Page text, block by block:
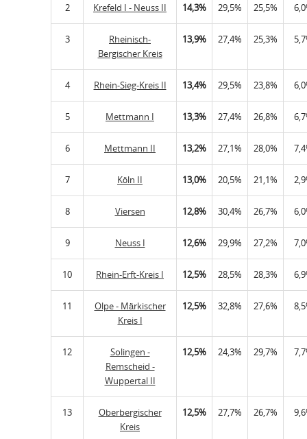
2 Krefeld I - Neuss II 14,3% 29,5% 25,5%
3
Rheinisch-
Bergischer Kreis
13,9% 27,4% 25,3%
4 Rhein-Sieg-Kreis II 13,4% 29,5% 23,8%
5 Mettmann I 13,3% 27,4% 26,8%
6 Mettmann II 13,2% 27,1% 28,0%
7 Köln II 13,0% 20,5% 21,1%
8 Viersen 12,8% 30,4% 26,7%
9 Neuss I 12,6% 29,9% 27,2%
10 Rhein-Erft-Kreis I 12,5% 28,5% 28,3%
11
Olpe - Märkischer
Kreis I
12,5% 32,8% 27,6%
12
Solingen -
Remscheid -
Wuppertal II
12,5% 24,3% 29,7%
13
Oberbergischer
Kreis
12,5% 27,7% 26,7%